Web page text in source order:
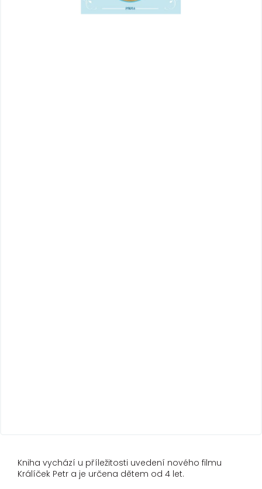
Kniha vychází u příležitosti uvedení nového filmu
Králíček Petr a je určena dětem od 4 let.